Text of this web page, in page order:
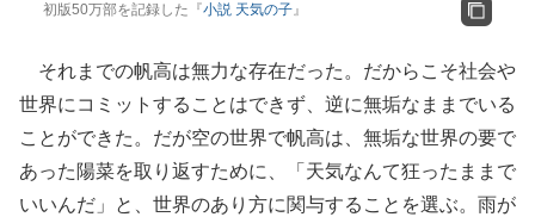
初版50万部を記録した『小説 天気の子』
それまでの帆高は無力な存在だった。だからこそ社会や
世界にコミットすることはできず、逆に無垢なままでいる
ことができた。だが空の世界で帆高は、無垢な世界の要で
あった陽菜を取り返すために、「天気なんて狂ったままで
いいんだ」と、世界のあり方に関与することを選ぶ。雨が